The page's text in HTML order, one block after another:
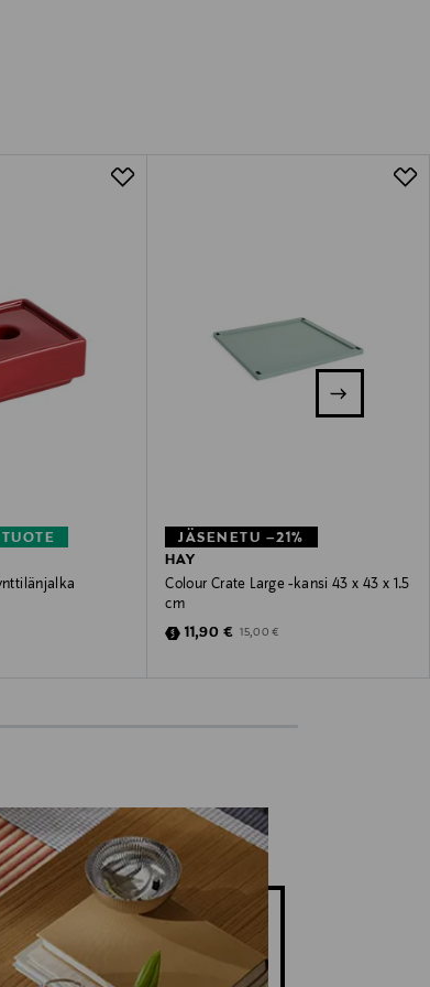
JÄSENETU –21%
HAY
Colour Crate Large -kansi 43 x 43 x 1.5
cm
Discounted Price
11,90 € Original Price
15,00 €